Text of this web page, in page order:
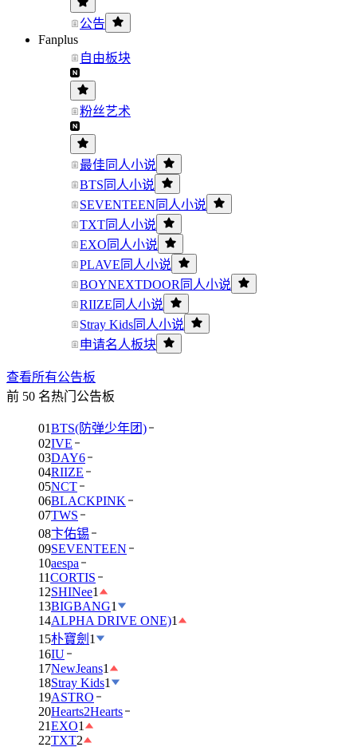
公告
Fanplus
自由板块
粉丝艺术
最佳同人小说
BTS同人小说
SEVENTEEN同人小说
TXT同人小说
EXO同人小说
PLAVE同人小说
BOYNEXTDOOR同人小说
RIIZE同人小说
Stray Kids同人小说
申请名人板块
查看所有公告板
前 50 名热门公告板
01BTS(防弹少年团)
02IVE
03DAY6
04RIIZE
05NCT
06BLACKPINK
07TWS
08卞佑锡
09SEVENTEEN
10aespa
11CORTIS
12SHINee1
13BIGBANG1
14ALPHA DRIVE ONE)1
15朴寶劍 1
16IU
17NewJeans1
18Stray Kids1
19ASTRO
20Hearts2Hearts
21EXO1
22TXT2